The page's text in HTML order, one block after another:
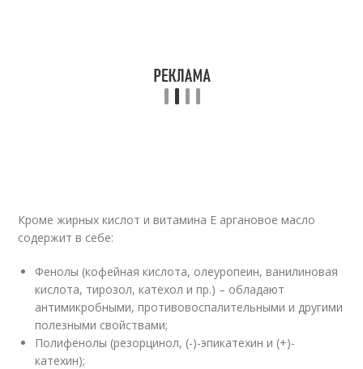
Кроме жирных кислот и витамина Е аргановое масло
содержит в себе:
Фенолы (кофейная кислота, олеуропеин, ванилиновая
кислота, тирозол, катехол и пр.) – обладают
антимикробными, противовоспалительными и другими
полезными свойствами;
Полифенолы (резорцинол, (-)-эпикатехин и (+)-
катехин);